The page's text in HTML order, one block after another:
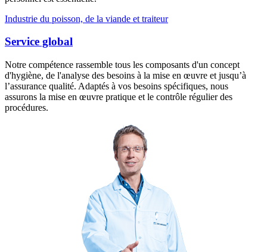
Industrie du poisson, de la viande et traiteur
Service global
Notre compétence rassemble tous les composants d'un concept
d'hygiène, de l'analyse des besoins à la mise en œuvre et jusqu’à
l’assurance qualité. Adaptés à vos besoins spécifiques, nous
assurons la mise en œuvre pratique et le contrôle régulier des
procédures.